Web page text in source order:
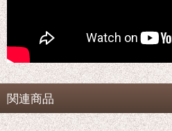
関連商品